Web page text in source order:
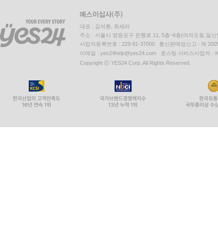
대표 : 김석환, 최세라
주소 : 서울시 영등포구 은행로 11, 5층~6층(여의도동,일신
사업자등록번호 : 229-81-37000 통신판매업신고 : 제
이메일 : yes24help@yes24.com 호스팅 서비스사업자 :
Copyright ⓒ YES24 Corp. All Rights Reserved.